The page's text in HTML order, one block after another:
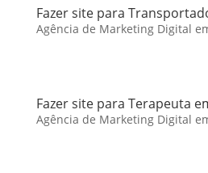
Fazer site para
Agência de Marketing Digital
Fazer site para Terapeuta
Agência de Marketing Digital